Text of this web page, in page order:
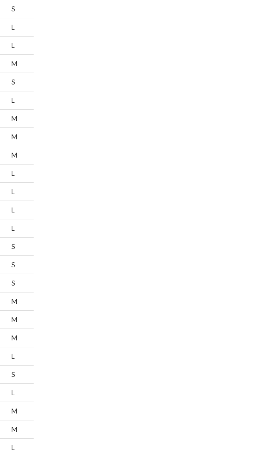
S
L
L
M
S
L
M
M
M
L
L
L
L
S
S
S
M
M
M
L
S
L
M
M
L